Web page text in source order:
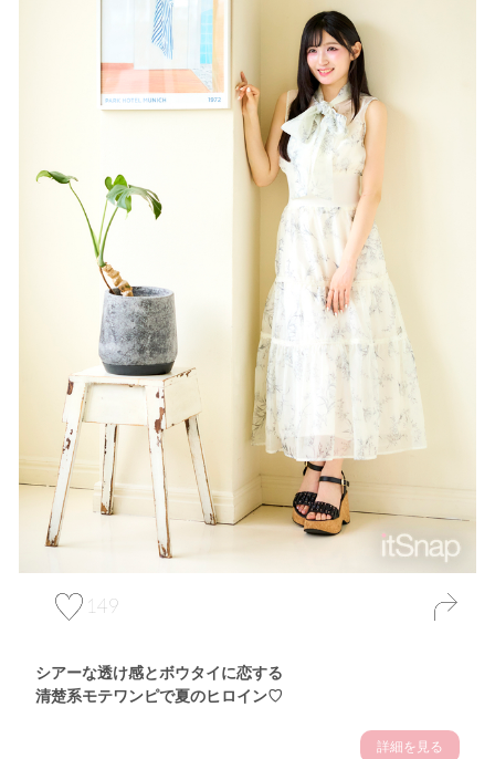
149
シアーな透け感とボウタイに恋する
清楚系モテワンピで夏のヒロイン♡
詳細を見る